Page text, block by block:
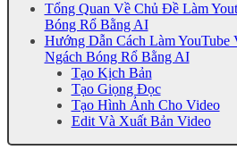
Tổng Quan Về Chủ Đề Làm
Bóng Rổ Bằng AI
Hướng Dẫn Cách Làm
Ngách Bóng Rổ Bằng AI
Tạo Kịch Bản
Tạo Giọng Đọc
Tạo Hình Ảnh Cho Video
Edit Và Xuất Bản Video